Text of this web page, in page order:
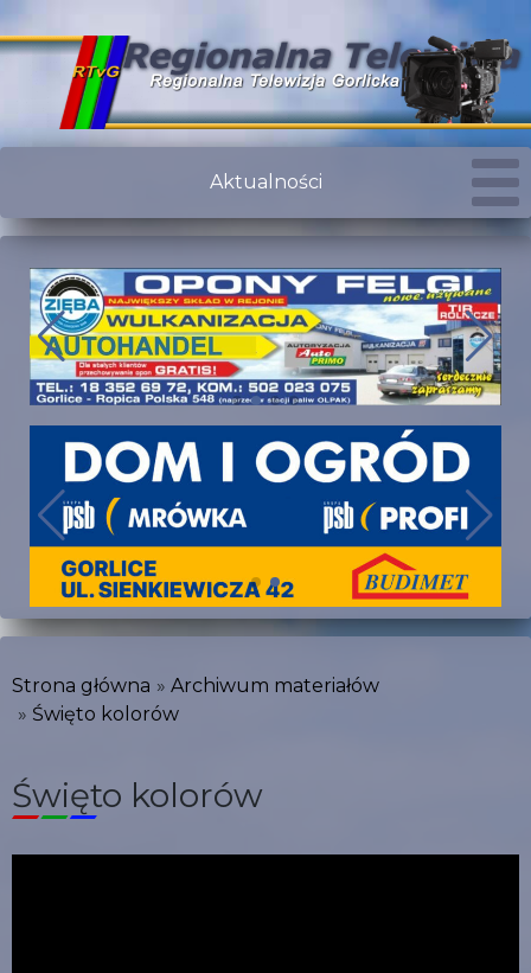
Aktualności
Strona główna
Archiwum materiałów
Święto kolorów
Święto kolorów